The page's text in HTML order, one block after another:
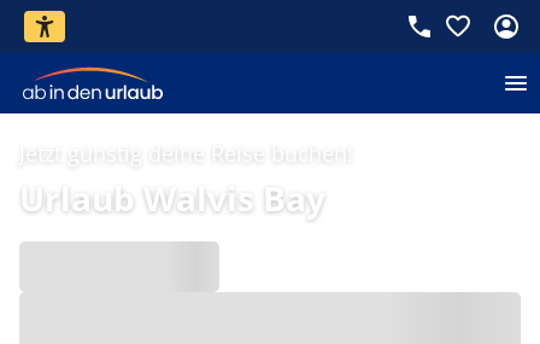
Jetzt günstig deine Reise buchen!
Urlaub Walvis Bay